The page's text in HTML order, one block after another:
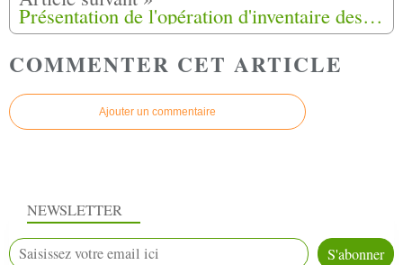
Présentation de l'opération d'inventaire des hameaux de forestage de Harkis dans la région Provence-Alpes-Côte d'Azur
COMMENTER CET ARTICLE
Ajouter un commentaire
NEWSLETTER